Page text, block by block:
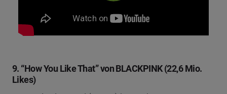
9. “How You Like That” von BLACKPINK (22,6 Mio.
Likes)